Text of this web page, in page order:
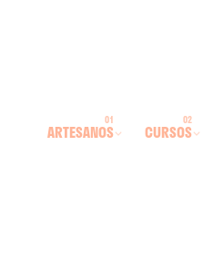
ARTESANOS CURSOS